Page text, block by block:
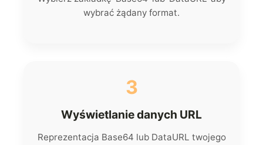
wybrać żądany format.
3
Wyświetlanie danych URL
Reprezentacja Base64 lub DataURL twojego